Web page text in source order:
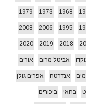
1968
1973
1979
1995
2006
2008
2018
2019
2020
אביטל מרום אורים
אנדרטה אפרים גולן
בהאי ביכורים